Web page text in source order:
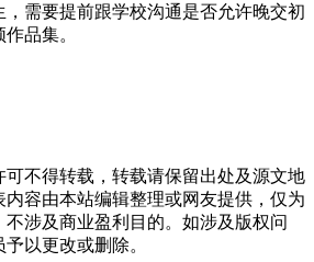
需要提前跟学校沟通是否允许晚交初
品集。
可不得转载，转载请保留出处及源文地
容由本站编辑整理或网友提供，仅为
涉及商业盈利目的。如涉及版权问
以更改或删除。